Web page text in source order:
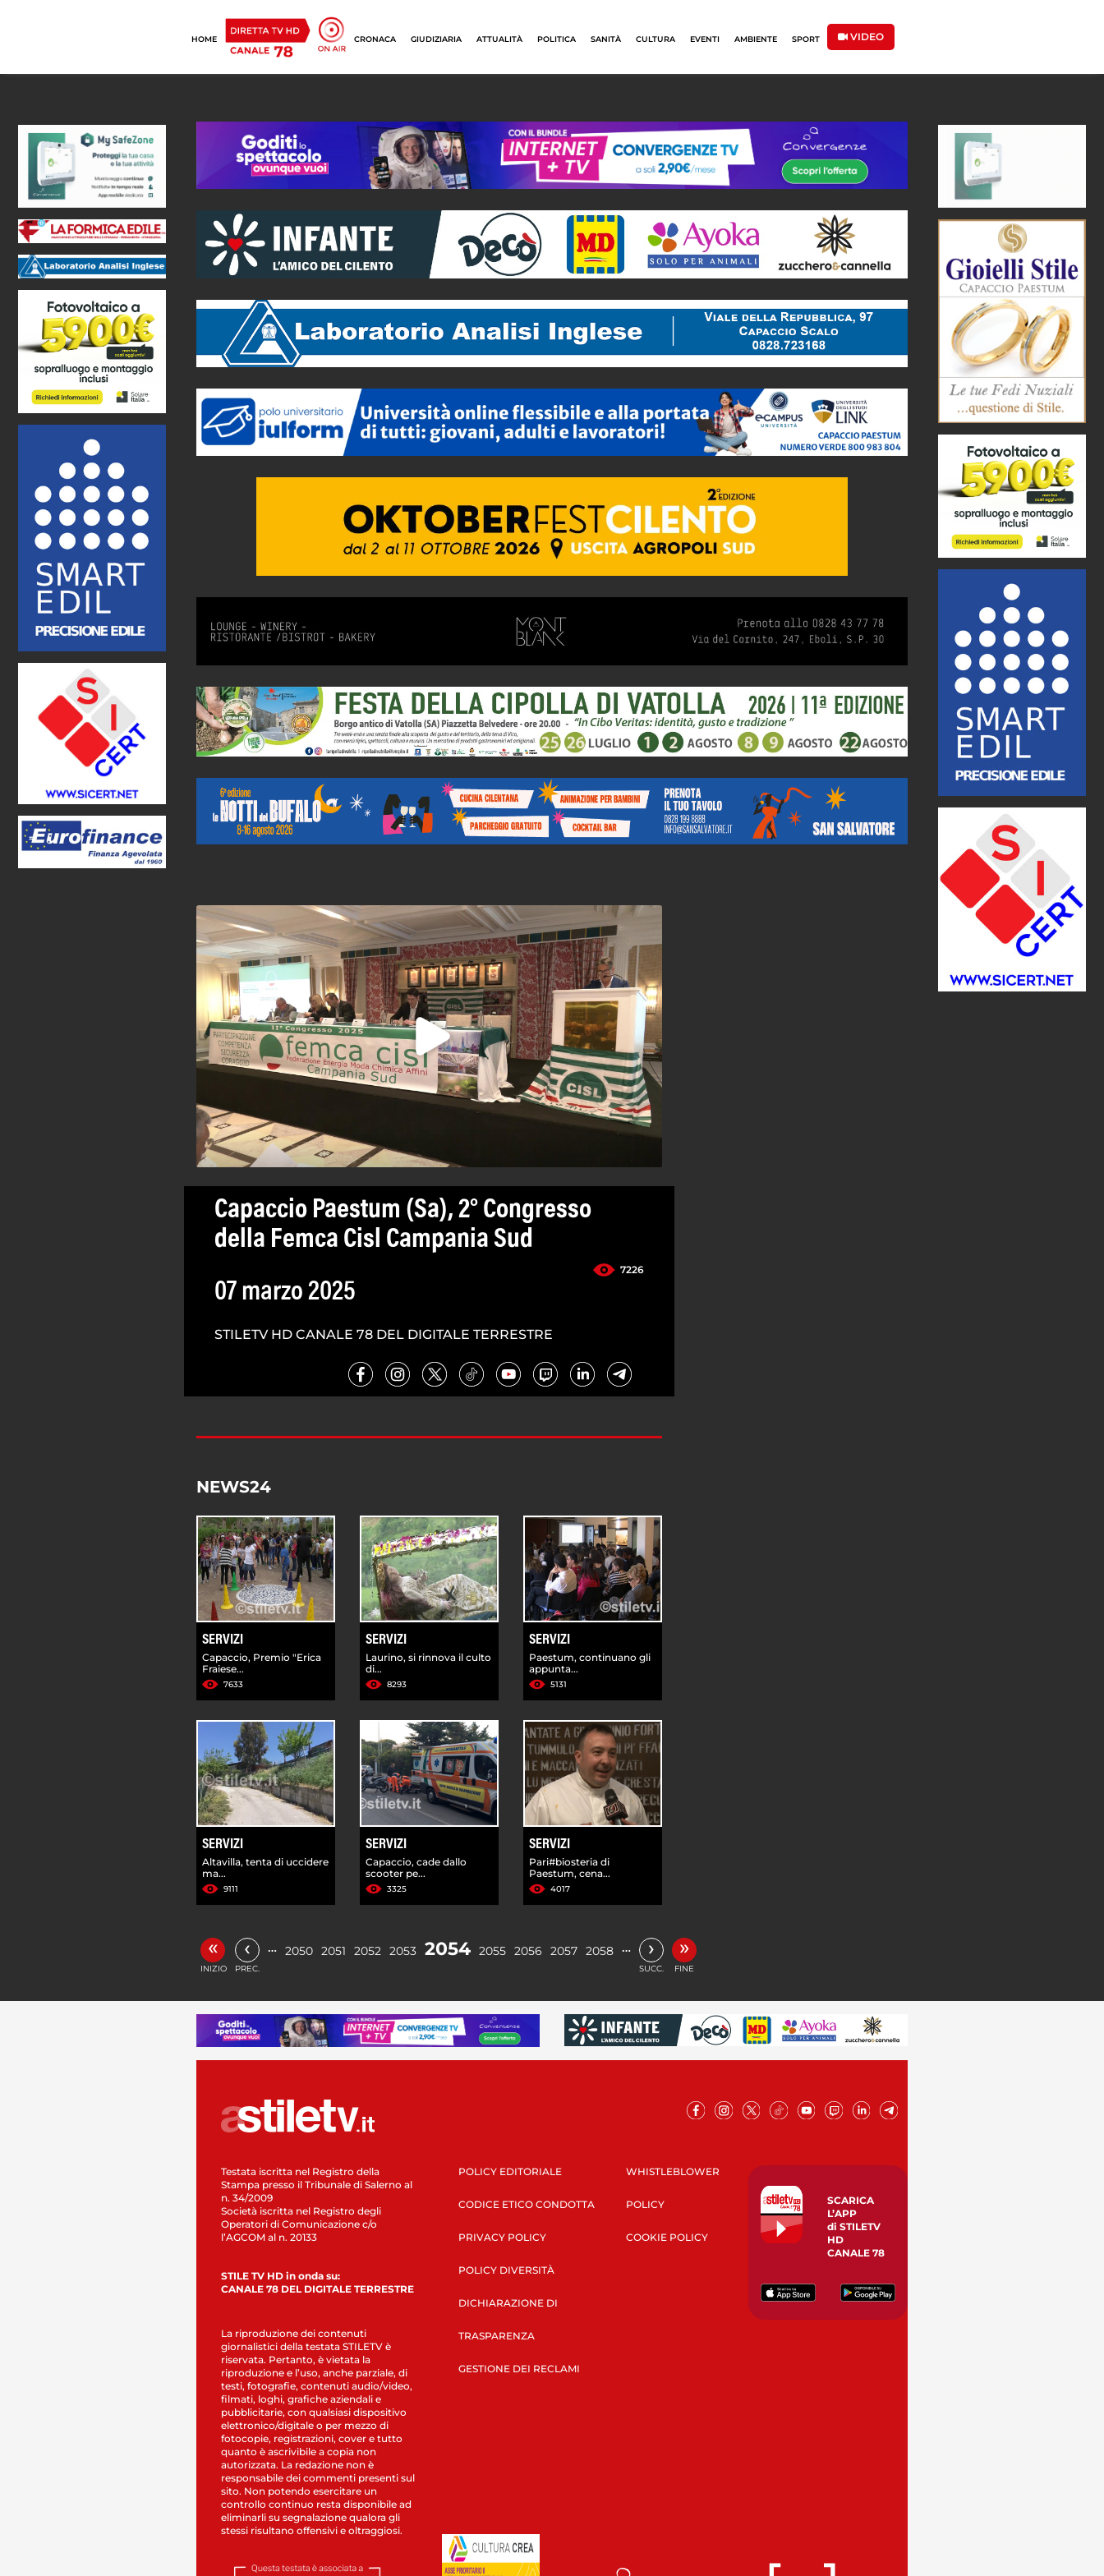
HOME CRONACA GIUDIZIARIA ATTUALITÀ POLITICA SANITÀ CULTURA EVENTI AMBIENTE SPORT VIDEO
Capaccio Paestum (Sa), 2° Congresso
della Femca Cisl Campania Sud
7226
07 marzo 2025
STILETV HD CANALE 78 DEL DIGITALE TERRESTRE
NEWS24
SERVIZI
Capaccio, Premio "Erica
Fraiese...
7633
SERVIZI
Laurino, si rinnova il culto
di...
8293
SERVIZI
Paestum, continuano gli
appunta...
5131
SERVIZI
Altavilla, tenta di uccidere
ma...
9111
SERVIZI
Capaccio, cade dallo
scooter pe...
3325
SERVIZI
Pari#biosteria di
Paestum, cena...
4017
«
INIZIO
‹
PREC.
… 2050 2051 2052 2053 2054 2055 2056 2057 2058 … ›
SUCC.
»
FINE
Testata iscritta nel Registro della
Stampa presso il Tribunale di Salerno al
n. 34/2009
Società iscritta nel Registro degli
Operatori di Comunicazione c/o
l’AGCOM al n. 20133
STILE TV HD in onda su:
CANALE 78 DEL DIGITALE TERRESTRE
La riproduzione dei contenuti
giornalistici della testata STILETV è
riservata. Pertanto, è vietata la
riproduzione e l’uso, anche parziale, di
testi, fotografie, contenuti audio/video,
filmati, loghi, grafiche aziendali e
pubblicitarie, con qualsiasi dispositivo
elettronico/digitale o per mezzo di
fotocopie, registrazioni, cover e tutto
quanto è ascrivibile a copia non
autorizzata. La redazione non è
responsabile dei commenti presenti sul
sito. Non potendo esercitare un
controllo continuo resta disponibile ad
eliminarli su segnalazione qualora gli
stessi risultano offensivi e oltraggiosi.
POLICY EDITORIALE
CODICE ETICO CONDOTTA
PRIVACY POLICY
POLICY DIVERSITÀ
DICHIARAZIONE DI
TRASPARENZA
GESTIONE DEI RECLAMI
WHISTLEBLOWER
POLICY
COOKIE POLICY
SCARICA
L’APP
di STILETV
HD
CANALE 78